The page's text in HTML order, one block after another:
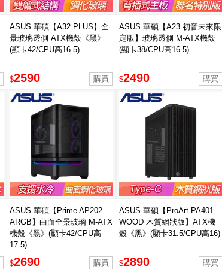
ASUS 華碩【A32 PLUS】全
景玻璃透側 ATX機殼《黑》
(顯卡42/CPU高16.5)
$2590
ASUS 華碩【A23 初音未來限
定版】玻璃透側 M-ATX機殼
(顯卡38/CPU高16.5)
$2490
ASUS 華碩【Prime AP202
ARGB】曲面全景玻璃 M-ATX
機殼《黑》(顯卡42/CPU高
17.5)
$2690
ASUS 華碩【ProArt PA401
WOOD 木質網狀版】ATX機
殼《黑》(顯卡31.5/CPU高16)
$2890